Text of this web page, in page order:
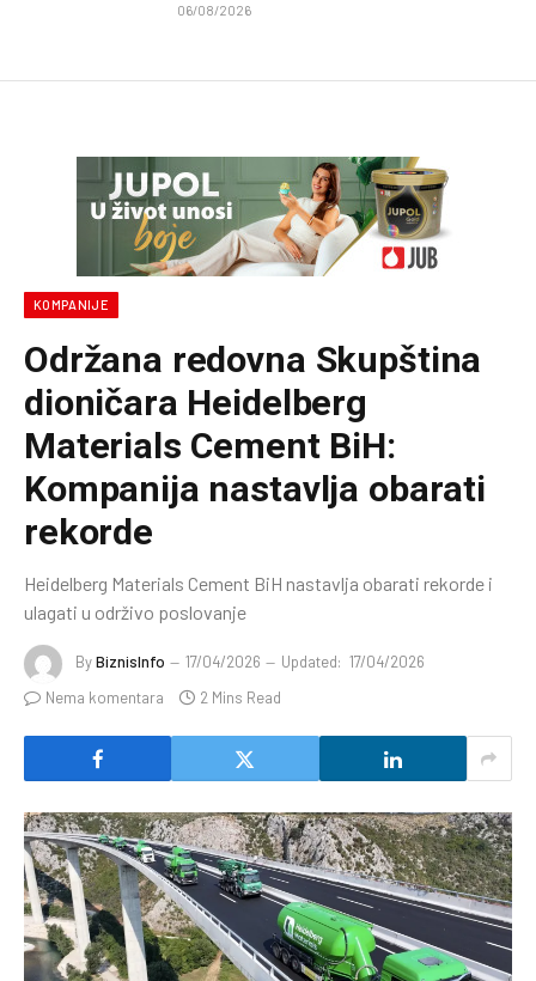
06/08/2026
KOMPANIJE
Održana redovna Skupština
dioničara Heidelberg
Materials Cement BiH:
Kompanija nastavlja obarati
rekorde
Heidelberg Materials Cement BiH nastavlja obarati rekorde i
ulagati u održivo poslovanje
ByBiznisInfo 17/04/2026 Updated: 17/04/2026
Nema komentara
2 Mins Read